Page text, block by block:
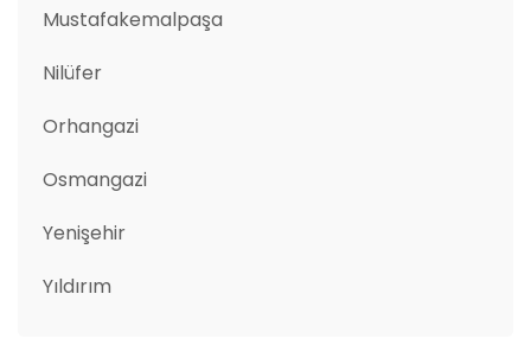
Mustafakemalpaşa
Nilüfer
Orhangazi
Osmangazi
Yenişehir
Yıldırım